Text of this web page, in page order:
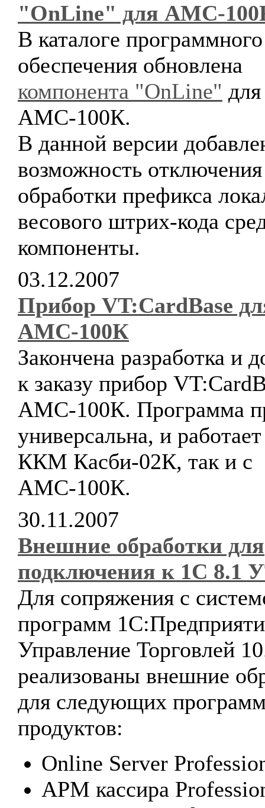
"OnLine" для АМС-
В каталоге программного
обеспечения обновлена
компонента "OnLine" для
АМС-100К.
В данной версии
возможность отключения
обработки префикса
весового штрих-кода
компоненты.
03.12.2007
Прибор VT:CardBase
АМС-100К
Закончена разработка и
к заказу прибор
АМС-100К. Программа
универсальна, и
ККМ Касби-02К, так и с
АМС-100К.
30.11.2007
Внешние обработки для
подключения к 1С 8.1
Для сопряжения с
программ
Управление Торговлей
реализованы внешние
для следующих
продуктов:
Online Server
АРМ кассира